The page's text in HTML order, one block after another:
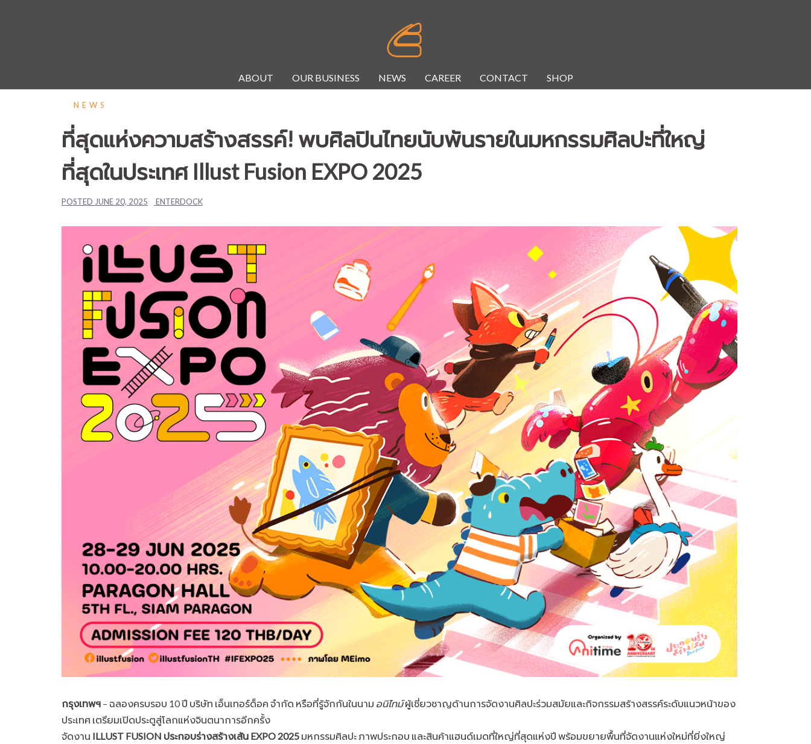
ABOUT OUR BUSINESS NEWS CAREER CONTACT SHOP
NEWS
ที่สุดแห่งความสร้างสรรค์! พบศิลปินไทยนับพันรายในมหกรรมศิลปะที่ใหญ่
ที่สุดในประเทศ Illust Fusion EXPO 2025
POSTED JUNE 20, 2025 ENTERDOCK
กรุงเทพฯ – ฉลองครบรอบ 10 ปี บริษัท เอ็นเทอร์ด็อค จำกัด หรือที่รู้จักกันในนาม อนิไทม์ผู้เชี่ยวชาญด้านการจัดงานศิลปะร่วมสมัยและกิจกรรมสร้างสรรค์ระดับแนวหน้าของ
ประเทศ เตรียมเปิดประตูสู่โลกแห่งจินตนาการอีกครั้ง
จัดงาน ILLUST FUSION ประกอบร่างสร้างเส้น EXPO 2025 มหกรรมศิลปะ ภาพประกอบ และสินค้าแฮนด์เมดที่ใหญ่ที่สุดแห่งปี พร้อมขยายพื้นที่จัดงานแห่งใหม่ที่ยิ่งใหญ่